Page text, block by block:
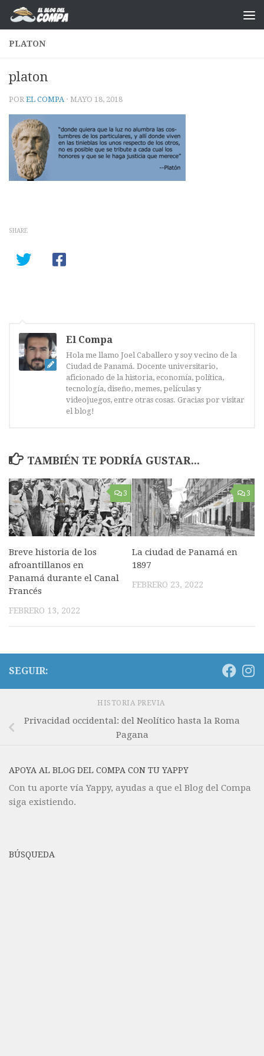
Saltar al contenido
PLATON
platon
POR EL COMPA · MAYO 18, 2018
SHARE
El Compa
Hola me llamo Joel Caballero y soy vecino de la
Ciudad de Panamá. Docente universitario,
aficionado de la historia, economía, política,
tecnología, diseño, memes, películas y
videojuegos, entre otras cosas. Gracias por visitar
el blog!
TAMBIÉN TE PODRÍA GUSTAR...
3
Breve historia de los
afroantillanos en
Panamá durante el Canal
Francés
FEBRERO 13, 2022
3
La ciudad de Panamá en
1897
FEBRERO 23, 2022
SEGUIR:
HISTORIA PREVIA
Privacidad occidental: del Neolítico hasta la Roma
Pagana
APOYA AL BLOG DEL COMPA CON TU YAPPY
Con tu aporte vía Yappy, ayudas a que el Blog del Compa
siga existiendo.
BÚSQUEDA